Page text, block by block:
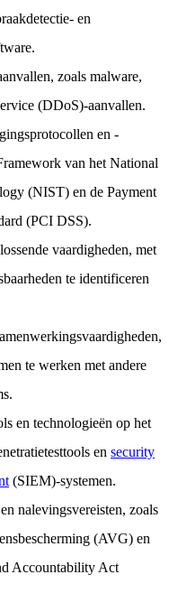
en
zoals malware,
(DDoS)-aanvallen.
en -
van het National
(NIST) en de Payment
(PCI DSS).
vaardigheden, met
te identificeren
te werken met andere
en technologieën op het
en security
(SIEM)-systemen.
nalevingsvereisten, zoals
(AVG) en
Accountability Act